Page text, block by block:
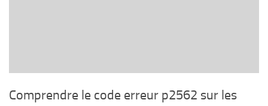
Comprendre le code erreur p2562 sur les